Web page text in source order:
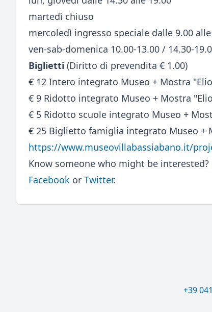
martedì chiuso
mercoledì ingresso speciale dalle 9.00
ven-sab-domenica 10.00-13.00 / 14.30-
Biglietti (Diritto di prevendita € 1.00)
€ 12 Intero integrato Museo + Mostra
€ 9 Ridotto integrato Museo + Mostra
€ 5 Ridotto scuole integrato Museo +
€ 25 Biglietto famiglia integrato Museo +
https://www.museovillabassiabano.it/
Know someone who might be
Facebook or Twitter.
+39